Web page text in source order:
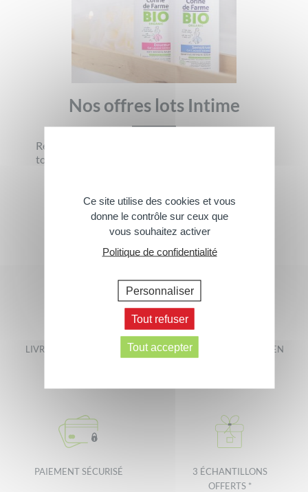
Nos offres lots Intime
Retrouvez nos offres de produits intime à prix
tout doux !
LIVRAISON OFFERTE DÈS
LIVRAISON GARANTIE EN
PAIEMENT SÉCURISÉ
3 ÉCHANTILLONS
OFFERTS *
Ce site utilise des cookies et vous
donne le contrôle sur ceux que
vous souhaitez activer
Politique de confidentialité
Personnaliser
Tout refuser
Tout accepter